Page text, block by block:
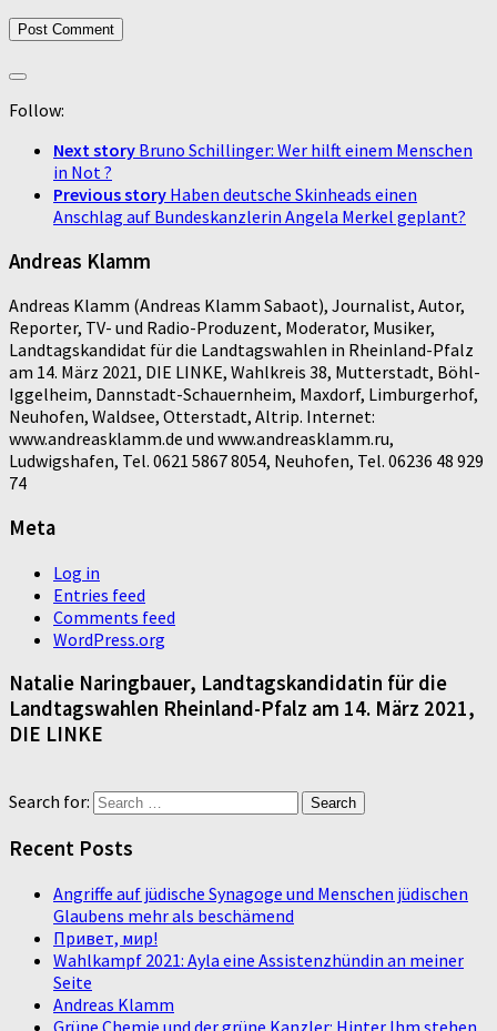
Follow:
Next story Bruno Schillinger: Wer hilft einem Menschen
in Not ?
Previous story Haben deutsche Skinheads einen
Anschlag auf Bundeskanzlerin Angela Merkel geplant?
Andreas Klamm
Andreas Klamm (Andreas Klamm Sabaot), Journalist, Autor,
Reporter, TV- und Radio-Produzent, Moderator, Musiker,
Landtagskandidat für die Landtagswahlen in Rheinland-Pfalz
am 14. März 2021, DIE LINKE, Wahlkreis 38, Mutterstadt, Böhl-
Iggelheim, Dannstadt-Schauernheim, Maxdorf, Limburgerhof,
Neuhofen, Waldsee, Otterstadt, Altrip. Internet:
www.andreasklamm.de und www.andreasklamm.ru,
Ludwigshafen, Tel. 0621 5867 8054, Neuhofen, Tel. 06236 48 929
74
Meta
Log in
Entries feed
Comments feed
WordPress.org
Natalie Naringbauer, Landtagskandidatin für die
Landtagswahlen Rheinland-Pfalz am 14. März 2021,
DIE LINKE
Search for:
Recent Posts
Angriffe auf jüdische Synagoge und Menschen jüdischen
Glaubens mehr als beschämend
Привет, мир!
Wahlkampf 2021: Ayla eine Assistenzhündin an meiner
Seite
Andreas Klamm
Grüne Chemie und der grüne Kanzler: Hinter Ihm stehen